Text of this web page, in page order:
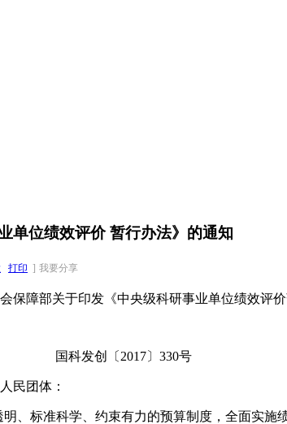
单位绩效评价 暂行办法》的通知
打印 ] 我要分享
保障部关于印发《中央级科研事业单位绩效评
国科发创〔2017〕330号
民团体：
、标准科学、约束有力的预算制度，全面实施